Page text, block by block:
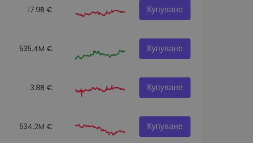
17.9B € Купуване
535.4M € Купуване
3.8B € Купуване
534.2M € Купуване